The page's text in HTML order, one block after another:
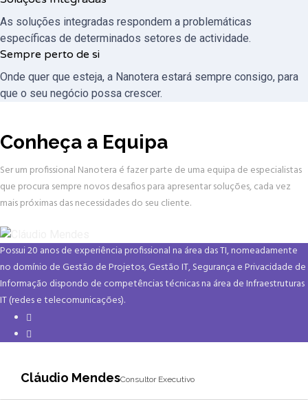
As soluções integradas respondem a problemáticas
específicas de determinados setores de actividade.
Sempre perto de si
Onde quer que esteja, a Nanotera estará sempre consigo, para
que o seu negócio possa crescer.
Conheça a Equipa
Ser um profissional Nanotera é fazer parte de uma equipa de especialistas
que procura sempre novos desafios para apresentar soluções, cada vez
mais próximas das necessidades do seu cliente.
Possui 20 anos de experiência profissional na área das TI, nomeadamente
no domínio de Gestão de Projetos, Gestão IT, Segurança e Privacidade de
Informação dispondo de competências técnicas na área de Infraestruturas
IT (redes e telecomunicações).
Cláudio MendesConsultor Executivo